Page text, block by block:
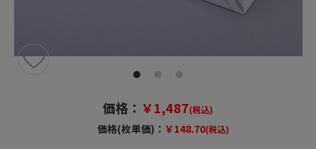
価格： ￥1,487(税込)
価格(枚単価)： ￥148.70(税込)